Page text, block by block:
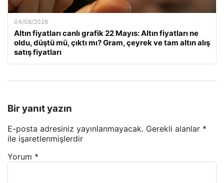
04/08/2026
Altın fiyatları canlı grafik 22 Mayıs: Altın fiyatları ne
oldu, düştü mü, çıktı mı? Gram, çeyrek ve tam altın alış
satış fiyatları
Bir yanıt yazın
E-posta adresiniz yayınlanmayacak. Gerekli alanlar *
ile işaretlenmişlerdir
Yorum *